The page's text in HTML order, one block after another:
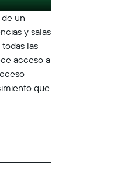
un
y salas
las
acceso a
que